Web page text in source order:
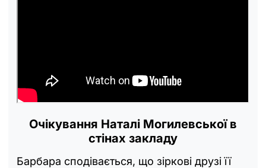
Очікування Наталі Могилевської в
стінах закладу
Барбара сподівається, що зіркові друзі її